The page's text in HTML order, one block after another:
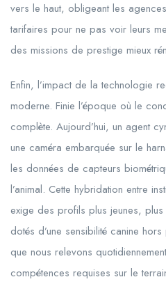
vers le haut, obligeant les
tarifaires pour ne pas voir leurs
des missions de prestige mieux
Enfin, l’impact de la technologie
moderne. Finie l’époque où le
complète. Aujourd’hui, un agent
une caméra embarquée sur le
les données de capteurs
l’animal. Cette hybridation entre
exige des profils plus jeunes,
dotés d’une sensibilité canine
que nous relevons
compétences requises sur le